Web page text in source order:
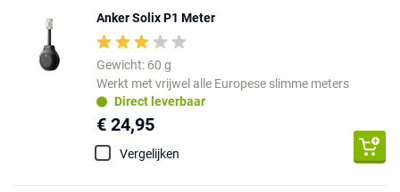
Anker Solix P1 Meter
Gewicht: 60 g
Werkt met vrijwel alle Europese slimme meters
Direct leverbaar
€ 24,95
Vergelijken